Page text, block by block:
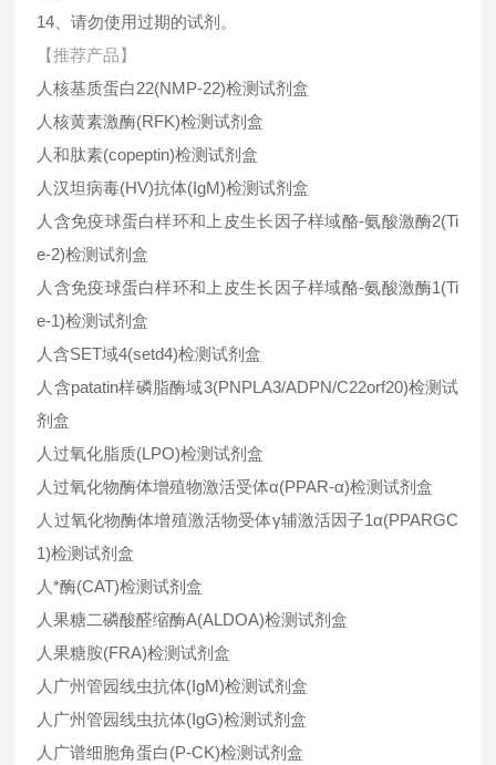
14、请勿使用过期的试剂。
【推荐产品】
人核基质蛋白22(NMP-22)检测试剂盒
人核黄素激酶(RFK)检测试剂盒
人和肽素(copeptin)检测试剂盒
人汉坦病毒(HV)抗体(IgM)检测试剂盒
人含免疫球蛋白样环和上皮生长因子样域酪-氨酸激酶2(Ti
e-2)检测试剂盒
人含免疫球蛋白样环和上皮生长因子样域酪-氨酸激酶1(Ti
e-1)检测试剂盒
人含SET域4(setd4)检测试剂盒
人含patatin样磷脂酶域3(PNPLA3/ADPN/C22orf20)检测试
剂盒
人过氧化脂质(LPO)检测试剂盒
人过氧化物酶体增殖物激活受体α(PPAR-α)检测试剂盒
人过氧化物酶体增殖激活物受体γ辅激活因子1α(PPARGC
1)检测试剂盒
人*酶(CAT)检测试剂盒
人果糖二磷酸醛缩酶A(ALDOA)检测试剂盒
人果糖胺(FRA)检测试剂盒
人广州管园线虫抗体(IgM)检测试剂盒
人广州管园线虫抗体(IgG)检测试剂盒
人广谱细胞角蛋白(P-CK)检测试剂盒